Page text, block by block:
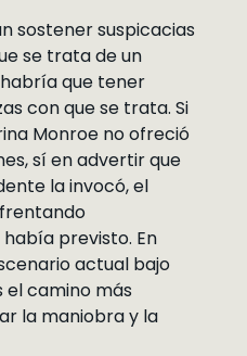
sostener suspicacias
se trata de un
que tener
con que se trata. Si
Monroe no ofreció
sí en advertir que
la invocó, el
previsto. En
actual bajo
el camino más
la maniobra y la